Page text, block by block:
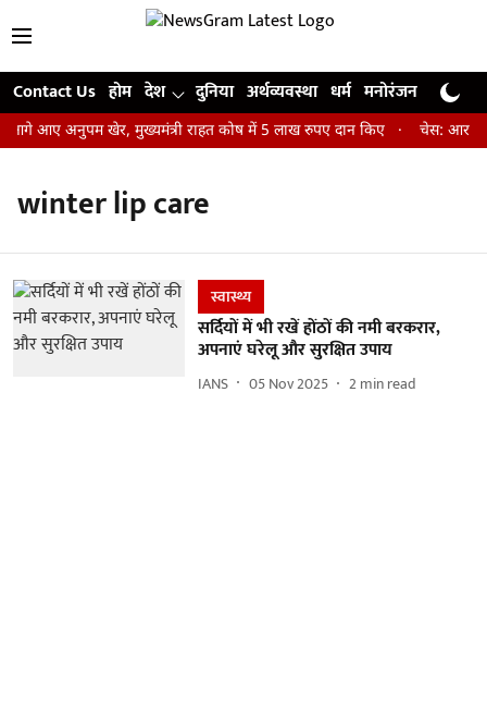
Contact Us होम देश दुनिया अर्थव्यवस्था धर्म मनोरंजन खेल
आगे आए अनुपम खेर, मुख्यमंत्री राहत कोष में 5 लाख रुपए दान किए चेस: आर
winter lip care
स्वास्थ्य
सर्दियों में भी रखें होंठों की नमी बरकरार,
अपनाएं घरेलू और सुरक्षित उपाय
IANS 05 Nov 2025 2min read